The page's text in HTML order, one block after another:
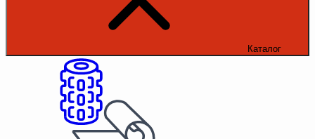
Каталог